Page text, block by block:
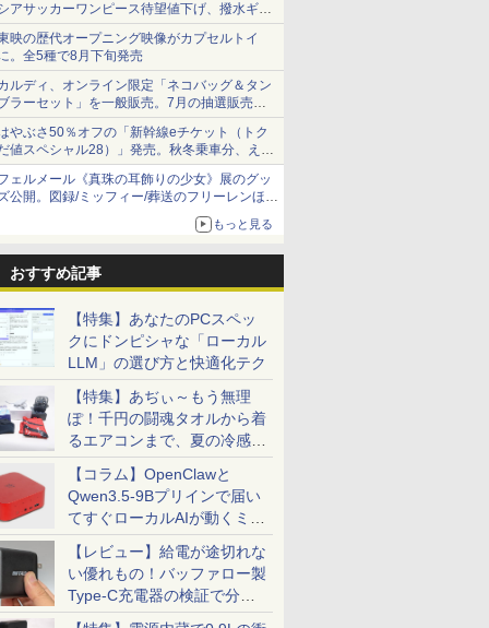
アサッカーワンピース待望値下げ、撥水ギア
ョーツは1990円に
映の歴代オープニング映像がカプセルトイ
。全5種で8月下旬発売
ルディ、オンライン限定「ネコバッグ＆タン
ラーセット」を一般販売。7月の抽選販売の
選無効分
やぶさ50％オフの「新幹線eチケット（トク
値スペシャル28）」発売。秋冬乗車分、えき
っと限定
ェルメール《真珠の耳飾りの少女》展のグッ
公開。図録/ミッフィー/葬送のフリーレンほ
もっと見る
おすすめ記事
【特集】あなたのPCスペッ
クにドンピシャな「ローカル
LLM」の選び方と快適化テク
【特集】あぢぃ～もう無理
ぽ！千円の闘魂タオルから着
るエアコンまで、夏の冷感グ
ッズ一挙紹介
【コラム】OpenClawと
Qwen3.5-9Bプリインで届い
てすぐローカルAIが動くミニ
PC「SER9 Pro」
【レビュー】給電が途切れな
い優れもの！バッファロー製
Type-C充電器の検証で分か
ったこと